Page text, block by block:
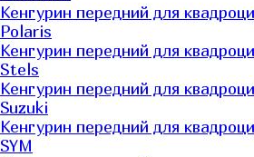
Кенгурин передний для
Polaris
Кенгурин передний для
Stels
Кенгурин передний для
Suzuki
Кенгурин передний для
SYM